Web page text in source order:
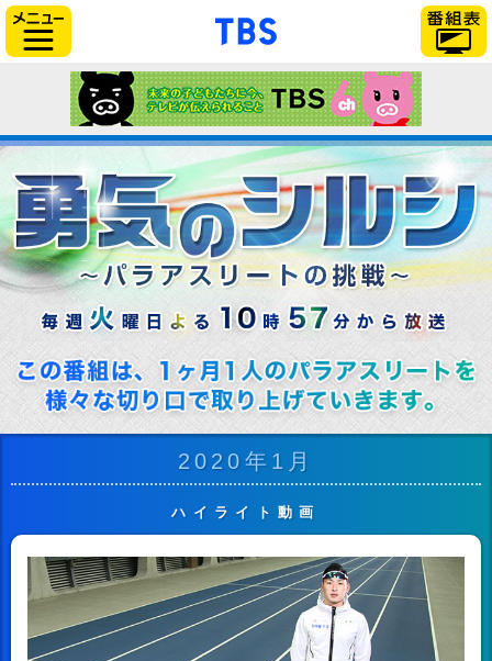
「TBSテレビ」トップページ
2020年1月
ハイライト動画
※ 一部端末では動画がうまく再生できない場合がございます